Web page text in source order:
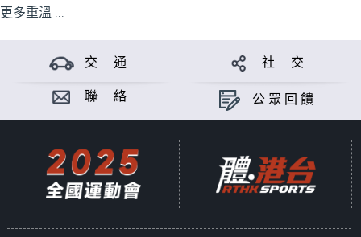
更多重溫 ...
交 通 社 交
聯 絡 公眾回饋